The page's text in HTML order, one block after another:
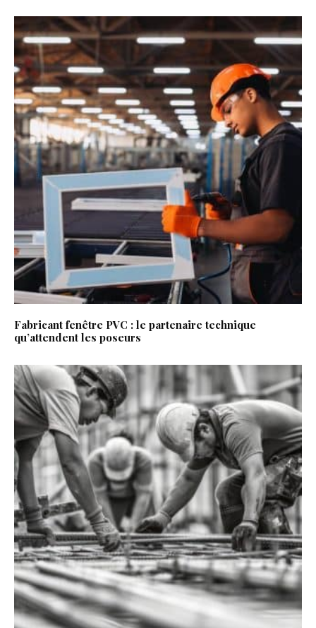
Fabricant fenêtre PVC : le partenaire technique
qu’attendent les poseurs